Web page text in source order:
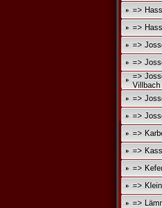
=>
=>
=>
=>
=>
Villbach
=>
=>
=>
=>
=>
=>
=>